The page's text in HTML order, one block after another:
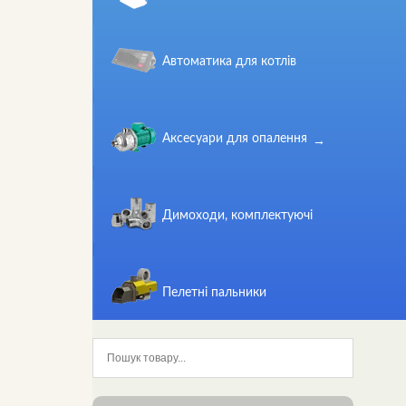
Автоматика для котлів
Аксесуари для опалення
Димоходи, комплектуючі
Пелетні пальники